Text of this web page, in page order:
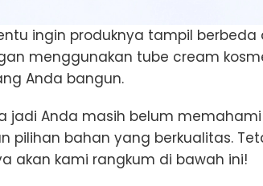
ingin produknya tampil
menggunakan tube cream
Anda bangun.
jadi Anda masih belum
pilihan bahan yang berkualitas.
akan kami rangkum di bawah ini!